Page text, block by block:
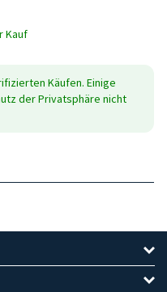
Kauf
Käufen. Einige
der Privatsphäre nicht